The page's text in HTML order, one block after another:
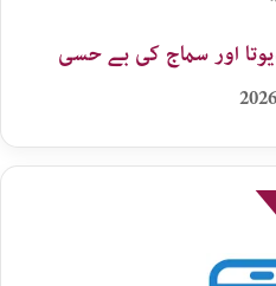
اور سماج کی بے حسی